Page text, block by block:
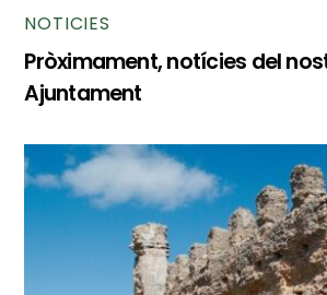
NOTICIES
Pròximament, notícies del
Ajuntament